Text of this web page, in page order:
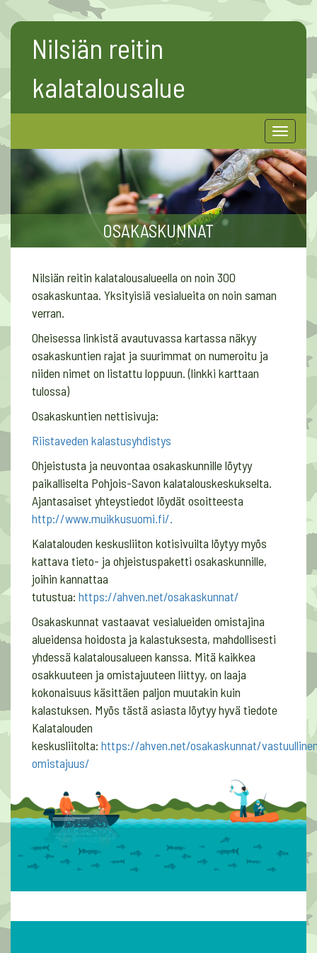
Nilsiän reitin
kalatalousalue
Toggle
OSAKASKUNNAT
Nilsiän reitin kalatalousalueella on noin 300
osakaskuntaa. Yksityisiä vesialueita on noin saman
verran.
Oheisessa linkistä avautuvassa kartassa näkyy
osakaskuntien rajat ja suurimmat on numeroitu ja
niiden nimet on listattu loppuun. (linkki karttaan
tulossa)
Osakaskuntien nettisivuja:
Riistaveden kalastusyhdistys
Ohjeistusta ja neuvontaa osakaskunnille löytyy
paikalliselta Pohjois-Savon kalatalouskeskukselta.
Ajantasaiset yhteystiedot löydät osoitteesta
http://www.muikkusuomi.fi/.
Kalatalouden keskusliiton kotisivuilta löytyy myös
kattava tieto- ja ohjeistuspaketti osakaskunnille,
joihin kannattaa
tutustua: https://ahven.net/osakaskunnat/
Osakaskunnat vastaavat vesialueiden omistajina
alueidensa hoidosta ja kalastuksesta, mahdollisesti
yhdessä kalatalousalueen kanssa. Mitä kaikkea
osakkuuteen ja omistajuuteen liittyy, on laaja
kokonaisuus käsittäen paljon muutakin kuin
kalastuksen. Myös tästä asiasta löytyy hyvä tiedote
Kalatalouden
keskusliitolta: https://ahven.net/osakaskunnat/
omistajuus/